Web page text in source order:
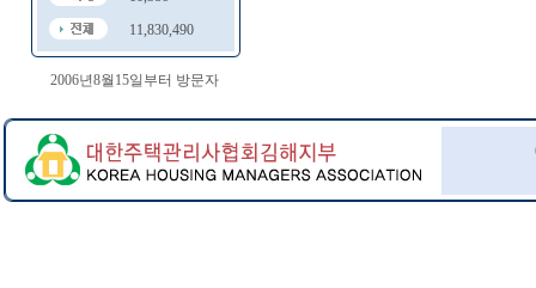
11,830,490
2006년8월15일부터 방문자